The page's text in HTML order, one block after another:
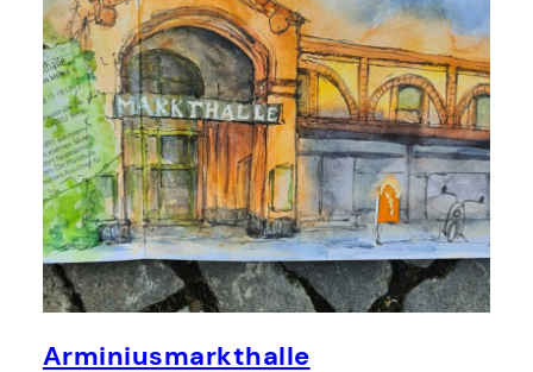
Arminiusmarkthalle